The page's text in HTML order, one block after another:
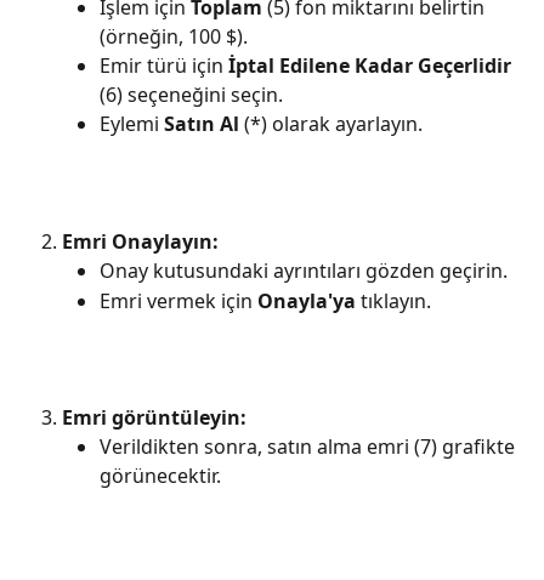
İşlem için Toplam (5) fon miktarını belirtin
(örneğin, 100 $).
Emir türü için İptal Edilene Kadar Geçerlidir
(6) seçeneğini seçin.
Eylemi Satın Al (*) olarak ayarlayın.
Emri Onaylayın:
Onay kutusundaki ayrıntıları gözden geçirin.
Emri vermek için Onayla'ya tıklayın.
Emri görüntüleyin:
Verildikten sonra, satın alma emri (7) grafikte
görünecektir.